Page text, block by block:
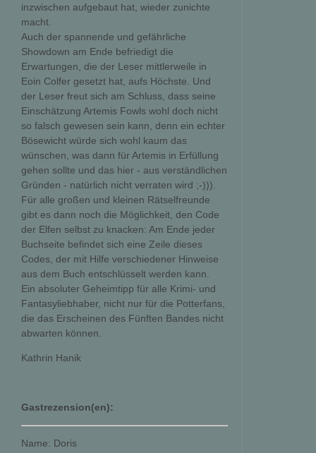
inzwischen aufgebaut hat, wieder zunichte
macht.
Auch der spannende und gefährliche
Showdown am Ende befriedigt die
Erwartungen, die der Leser mittlerweile in
Eoin Colfer gesetzt hat, aufs Höchste. Und
der Leser freut sich am Schluss, dass seine
Einschätzung Artemis Fowls wohl doch nicht
so falsch gewesen sein kann, denn ein echter
Bösewicht würde sich wohl kaum das
wünschen, was dann für Artemis in Erfüllung
gehen sollte und das hier - aus verständlichen
Gründen - natürlich nicht verraten wird ;-))).
Für alle großen und kleinen Rätselfreunde
gibt es dann noch die Möglichkeit, den Code
der Elfen selbst zu knacken: Am Ende jeder
Buchseite befindet sich eine Zeile dieses
Codes, der mit Hilfe verschiedener Hinweise
aus dem Buch entschlüsselt werden kann.
Ein absoluter Geheimtipp für alle Krimi- und
Fantasyliebhaber, nicht nur für die Potterfans,
die das Erscheinen des Fünften Bandes nicht
abwarten können.
Kathrin Hanik
Gastrezension(en):
Name: Doris